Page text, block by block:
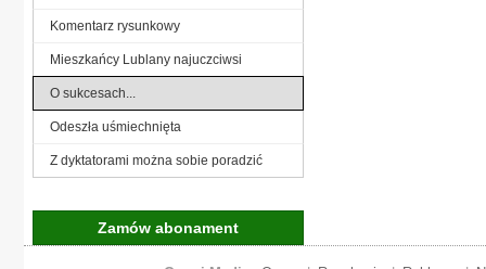
Komentarz rysunkowy
Mieszkańcy Lublany najuczciwsi
O sukcesach...
Odeszła uśmiechnięta
Z dyktatorami można sobie poradzić
Zamów abonament